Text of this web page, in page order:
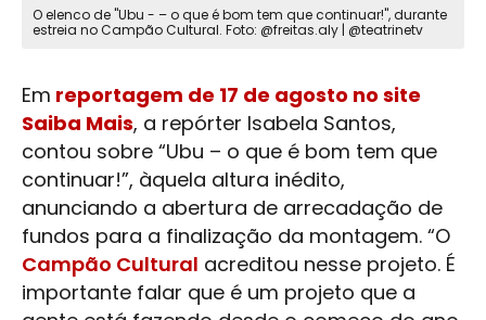
O elenco de "Ubu - – o que é bom tem que continuar!", durante
estreia no Campão Cultural. Foto: @freitas.aly | @teatrinetv
Em reportagem de 17 de agosto no site
Saiba Mais, a repórter Isabela Santos,
contou sobre “Ubu – o que é bom tem que
continuar!”, àquela altura inédito,
anunciando a abertura de arrecadação de
fundos para a finalização da montagem. “O
Campão Cultural acreditou nesse projeto. É
importante falar que é um projeto que a